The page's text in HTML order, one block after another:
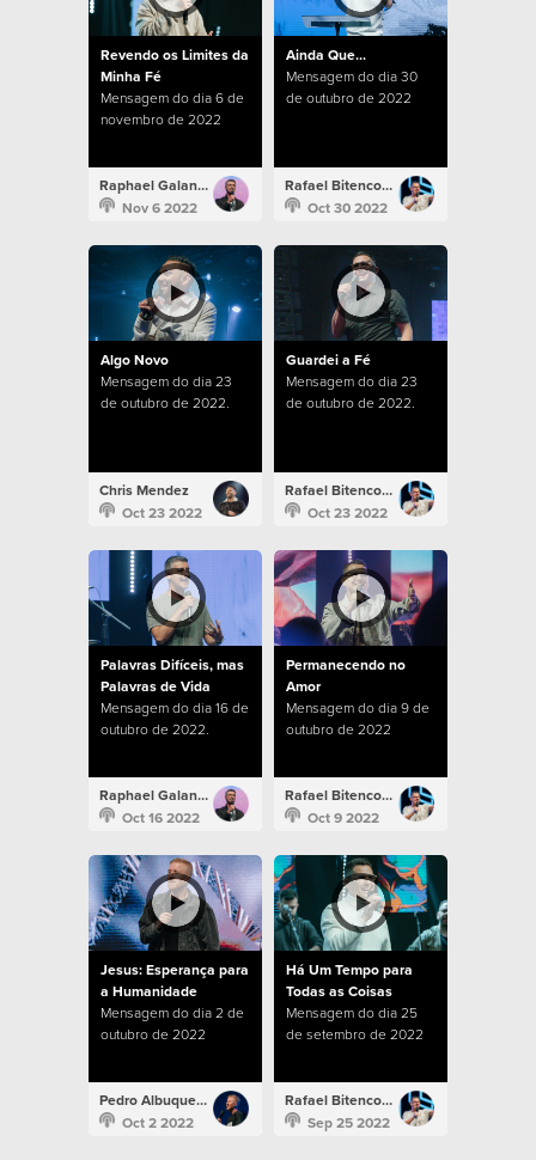
Revendo os Limites da
Minha Fé
Mensagem do dia 6 de
novembro de 2022
Raphael Galante
Nov 6 2022
Ainda Que...
Mensagem do dia 30
de outubro de 2022
Rafael Bitencourt
Oct 30 2022
Algo Novo
Mensagem do dia 23
de outubro de 2022.
Chris Mendez
Oct 23 2022
Guardei a Fé
Mensagem do dia 23
de outubro de 2022.
Rafael Bitencourt
Oct 23 2022
Palavras Difíceis, mas
Palavras de Vida
Mensagem do dia 16 de
outubro de 2022.
Raphael Galante
Oct 16 2022
Permanecendo no
Amor
Mensagem do dia 9 de
outubro de 2022
Rafael Bitencourt
Oct 9 2022
Jesus: Esperança para
a Humanidade
Mensagem do dia 2 de
outubro de 2022
Pedro Albuquerque
Oct 2 2022
Há Um Tempo para
Todas as Coisas
Mensagem do dia 25
de setembro de 2022
Rafael Bitencourt
Sep 25 2022